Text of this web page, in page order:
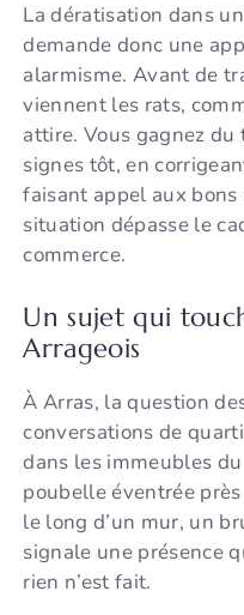
La dératisation dans
demande donc une
alarmisme. Avant de
viennent les rats,
attire. Vous gagnez
signes tôt, en
faisant appel aux
situation dépasse le
commerce.
Un sujet qui
Arrageois
À Arras, la question
conversations de
dans les immeubles
poubelle éventrée
le long d’un mur, un
signale une présence
rien n’est fait.